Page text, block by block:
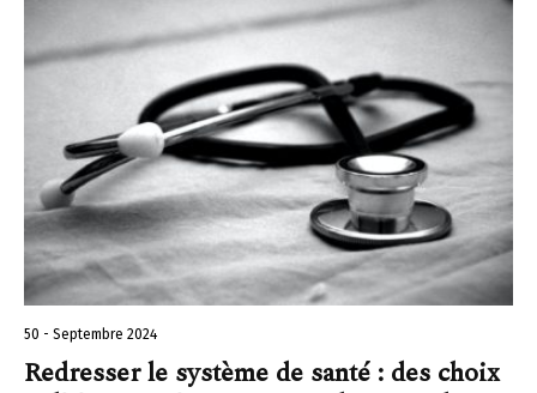
50 - Septembre 2024
Redresser le système de santé : des choix